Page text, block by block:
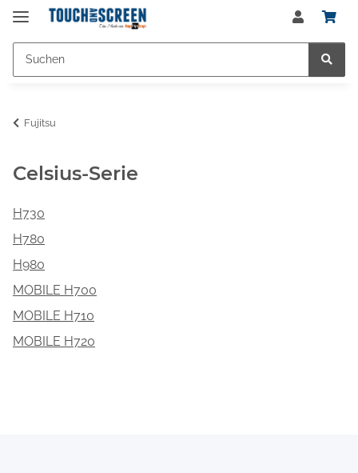
Fujitsu
Celsius-Serie
H730
H780
H980
MOBILE H700
MOBILE H710
MOBILE H720